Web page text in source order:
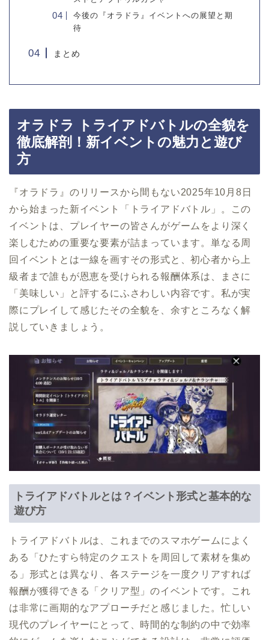
今後の『オラドラ』イベントへの展望と期
待
まとめ
オラドラ トライアドバトルの全貌を
徹底解剖！新イベントの魅力と遊び
方
『オラドラ』のリリースから間もない2025年10月8日
から始まった新イベント「トライアドバトル」。この
イベントは、プレイヤーの皆さんがゲームをより深く
楽しむための重要な要素が詰まっています。単なる周
回イベントとは一線を画すその形式と、初心者から上
級者まで誰もが恩恵を受けられる報酬体系は、まさに
「美味しい」と評するにふさわしい内容です。私が実
際にプレイして感じたその全貌を、余すところなく解
説していきましょう。
トライアドバトルとは？イベント形式と基本的な
遊び方
トライアドバトルは、これまでのスマホゲームによく
ある「ひたすら特定のクエストを周回して素材を集め
る」形式とは異なり、各ステージを一度クリアすれば
報酬が獲得できる「クリア型」のイベントです。これ
は非常に画期的なアプローチだと感じました。忙しい
現代のプレイヤーにとって、時間的な制約の中で効率